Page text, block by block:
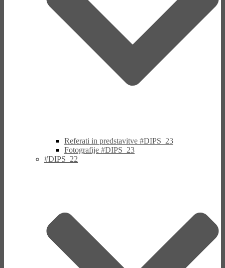
Referati in predstavitve #DIPS_23
Fotografije #DIPS_23
#DIPS_22